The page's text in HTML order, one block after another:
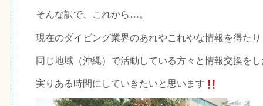
そんな訳で、これから…。
現在のダイビング業界のあれやこれやな情報を得たり
同じ地域（沖縄）で活動している方々と情報交換を
実りある時間にしていきたいと思います